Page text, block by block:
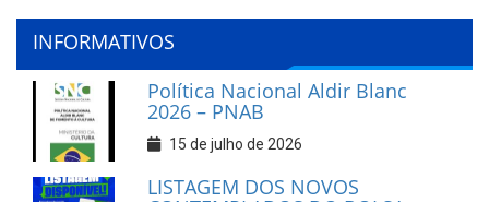
INFORMATIVOS
Política Nacional Aldir Blanc
2026 – PNAB
15 de julho de 2026
LISTAGEM DOS NOVOS